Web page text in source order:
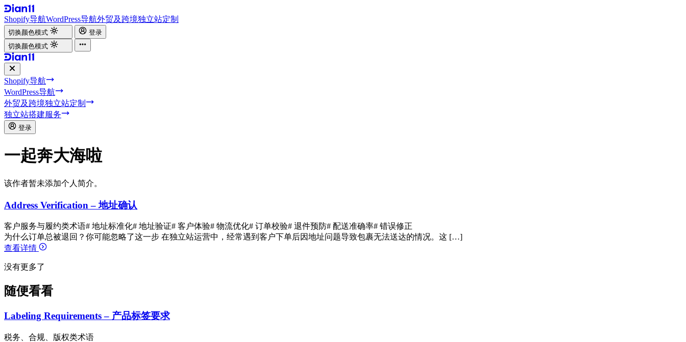
Shopify导航WordPress导航外贸及跨境独立站定制
切换颜色模式
登录
切换颜色模式
Shopify导航
WordPress导航
外贸及跨境独立站定制
独立站搭建服务
登录
一起奔大海啦
该作者暂未添加个人简介。
Address Verification – 地址确认
客户服务与履约类术语# 地址标准化# 地址验证# 客户体验# 物流优化# 订单校验# 退件预防# 配送准确率# 错误修正
为什么订单总被退回？你可能忽略了这一步 在独立站运营中，经常遇到客户下单后因地址问题导致包裹无法送达的情况。这 […]
查看详情
没有更多了
随便看看
Labeling Requirements – 产品标签要求
税务、合规、版权类术语